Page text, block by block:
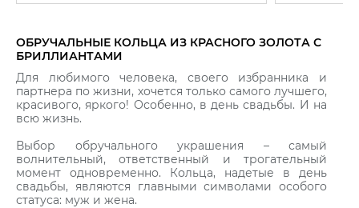
ОБРУЧАЛЬНЫЕ КОЛЬЦА ИЗ КРАСНОГО ЗОЛОТА С
БРИЛЛИАНТАМИ
Для любимого человека, своего избранника и
партнера по жизни, хочется только самого лучшего,
красивого, яркого! Особенно, в день свадьбы. И на
всю жизнь.
Выбор обручального украшения – самый
волнительный, ответственный и трогательный
момент одновременно. Кольца, надетые в день
свадьбы, являются главными символами особого
статуса: муж и жена.